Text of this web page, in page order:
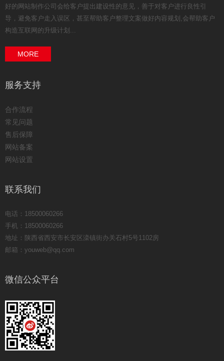
好的网站制作公司会给客户提出建设性的意见，善于对客户进行良性引
导，避免客户走入误区，甚至帮助客户整理文案做好内容规划,会帮助客户
构造互联网的升级计划...
MORE
服务支持
合作流程
常见问题
售后保障
网站备案
网站设置
联系我们
电话：18500060266
手机：18500060266
地址：陕西省西安市长安区滦镇街办关石村5号1102房
邮箱：youweb@qq.com
微信公众平台